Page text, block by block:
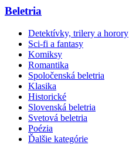
Beletria
Detektívky, trilery a horory
Sci-fi a fantasy
Komiksy
Romantika
Spoločenská beletria
Klasika
Historické
Slovenská beletria
Svetová beletria
Poézia
Ďalšie kategórie